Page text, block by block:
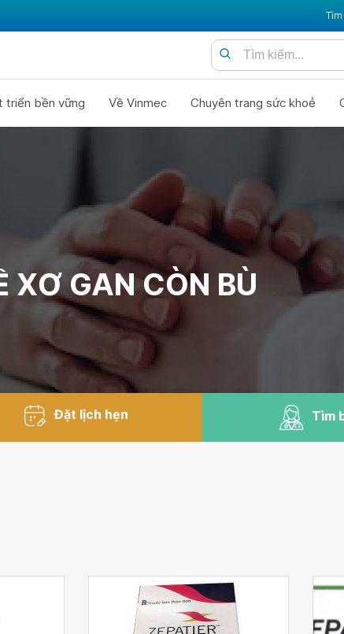
triển bền vững Về Vinmec Chuyên trang sức khoẻ
XƠ GAN CÒN BÙ
Đặt lịch hẹn Tìm